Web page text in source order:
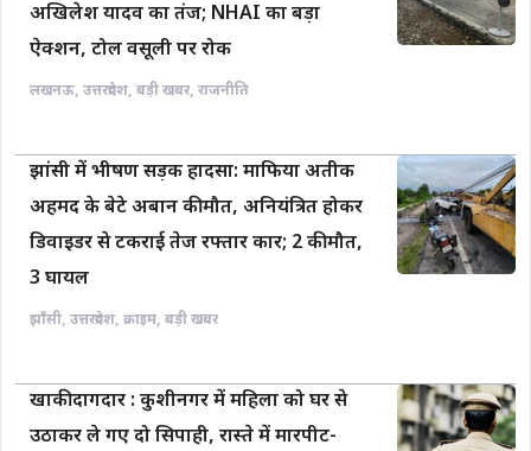
अखिलेश यादव का तंज; NHAI का बड़ा
ऐक्शन, टोल वसूली पर रोक
लखनऊ, उत्तरप्रदेश, बड़ी खबर, राजनीति
झांसी में भीषण सड़क हादसा: माफिया अतीक
अहमद के बेटे अबान की मौत, अनियंत्रित होकर
डिवाइडर से टकराई तेज रफ्तार कार; 2 की मौत,
3 घायल
झाँसी, उत्तरप्रदेश, क्राइम, बड़ी खबर
खाकी दागदार : कुशीनगर में महिला को घर से
उठाकर ले गए दो सिपाही, रास्ते में मारपीट-